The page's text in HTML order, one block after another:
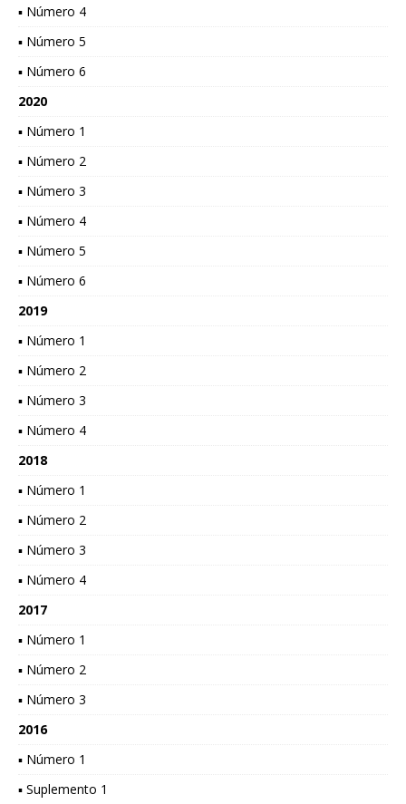
▪ Número 4
▪ Número 5
▪ Número 6
2020
▪ Número 1
▪ Número 2
▪ Número 3
▪ Número 4
▪ Número 5
▪ Número 6
2019
▪ Número 1
▪ Número 2
▪ Número 3
▪ Número 4
2018
▪ Número 1
▪ Número 2
▪ Número 3
▪ Número 4
2017
▪ Número 1
▪ Número 2
▪ Número 3
2016
▪ Número 1
▪ Suplemento 1